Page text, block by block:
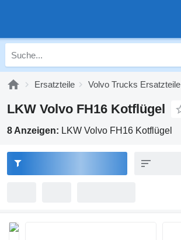
Ersatzteile Volvo Trucks Ersatzteile
LKW Volvo FH16 Kotflügel
8 Anzeigen: LKW Volvo FH16 Kotflügel